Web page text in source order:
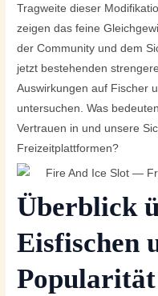
Tragweite dieser
zeigen das feine
der Community und dem
jetzt bestehenden
Auswirkungen auf Fischer
untersuchen. Was
Vertrauen in und unsere
Freizeitplattformen?
Überblick
Eisfischen
Popularität